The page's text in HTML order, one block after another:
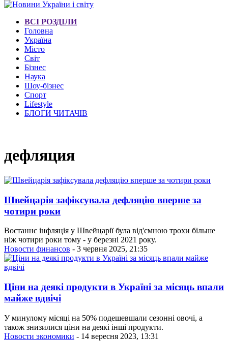
ВСІ РОЗДІЛИ
Головна
Україна
Місто
Світ
Бізнес
Наука
Шоу-бізнес
Спорт
Lifestyle
БЛОГИ ЧИТАЧІВ
дефляция
Швейцарія зафіксувала дефляцію вперше за
чотири роки
Востаннє інфляція у Швейцарії була від'ємною трохи більше
ніж чотири роки тому - у березні 2021 року.
Новости финансов - 3 червня 2025, 21:35
Ціни на деякі продукти в Україні за місяць впали
майже вдвічі
У минулому місяці на 50% подешевшали сезонні овочі, а
також знизилися ціни на деякі інші продукти.
Новости экономики - 14 вересня 2023, 13:31